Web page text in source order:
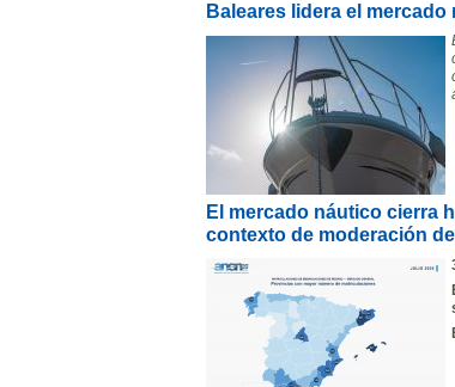
Baleares lidera el
El mercado náutico cierra
contexto de moderación